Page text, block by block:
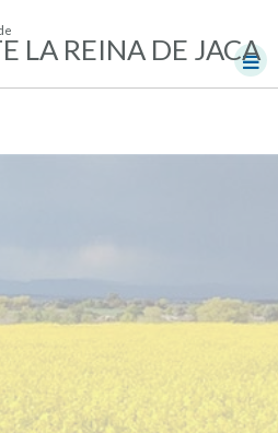
LA REINA DE JACA